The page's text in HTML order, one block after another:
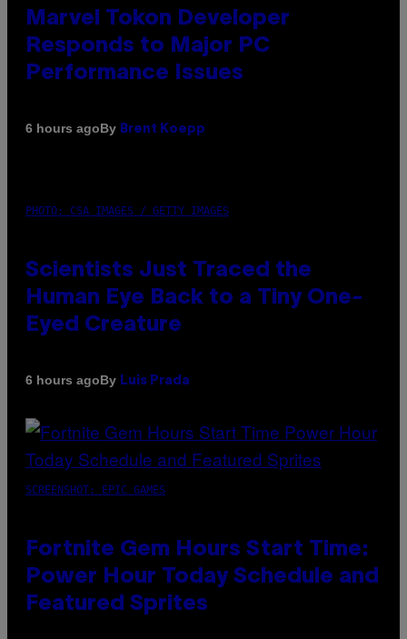
Marvel Tokon Developer
Responds to Major PC
Performance Issues
6 hours agoBy Brent Koepp
PHOTO: CSA IMAGES / GETTY IMAGES
Scientists Just Traced the
Human Eye Back to a Tiny One-
Eyed Creature
6 hours agoBy Luis Prada
SCREENSHOT: EPIC GAMES
Fortnite Gem Hours Start Time:
Power Hour Today Schedule and
Featured Sprites